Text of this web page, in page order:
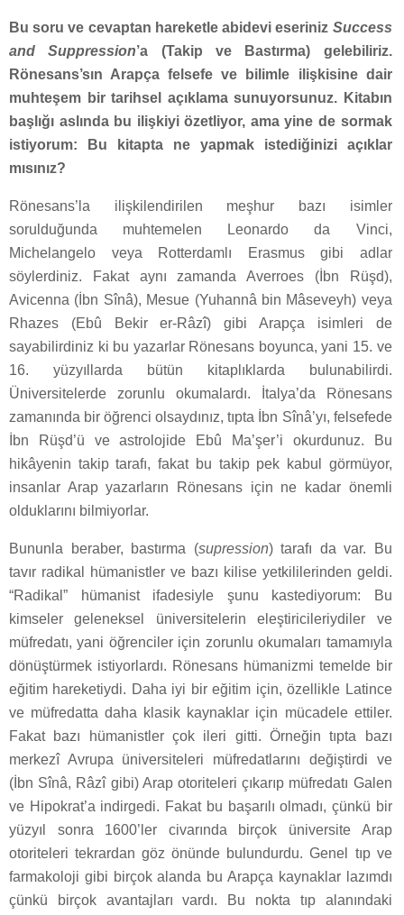
Bu soru ve cevaptan hareketle abidevi eseriniz Success
and Suppression’a (Takip ve Bastırma) gelebiliriz.
Rönesans’sın Arapça felsefe ve bilimle ilişkisine dair
muhteşem bir tarihsel açıklama sunuyorsunuz. Kitabın
başlığı aslında bu ilişkiyi özetliyor, ama yine de sormak
istiyorum: Bu kitapta ne yapmak istediğinizi açıklar
mısınız?
Rönesans’la ilişkilendirilen meşhur bazı isimler
sorulduğunda muhtemelen Leonardo da Vinci,
Michelangelo veya Rotterdamlı Erasmus gibi adlar
söylerdiniz. Fakat aynı zamanda Averroes (İbn Rüşd),
Avicenna (İbn Sînâ), Mesue (Yuhannâ bin Mâseveyh) veya
Rhazes (Ebû Bekir er-Râzî) gibi Arapça isimleri de
sayabilirdiniz ki bu yazarlar Rönesans boyunca, yani 15. ve
16. yüzyıllarda bütün kitaplıklarda bulunabilirdi.
Üniversitelerde zorunlu okumalardı. İtalya’da Rönesans
zamanında bir öğrenci olsaydınız, tıpta İbn Sînâ’yı, felsefede
İbn Rüşd’ü ve astrolojide Ebû Ma’şer’i okurdunuz. Bu
hikâyenin takip tarafı, fakat bu takip pek kabul görmüyor,
insanlar Arap yazarların Rönesans için ne kadar önemli
olduklarını bilmiyorlar.
Bununla beraber, bastırma (supression) tarafı da var. Bu
tavır radikal hümanistler ve bazı kilise yetkililerinden geldi.
“Radikal” hümanist ifadesiyle şunu kastediyorum: Bu
kimseler geleneksel üniversitelerin eleştiricileriydiler ve
müfredatı, yani öğrenciler için zorunlu okumaları tamamıyla
dönüştürmek istiyorlardı. Rönesans hümanizmi temelde bir
eğitim hareketiydi. Daha iyi bir eğitim için, özellikle Latince
ve müfredatta daha klasik kaynaklar için mücadele ettiler.
Fakat bazı hümanistler çok ileri gitti. Örneğin tıpta bazı
merkezî Avrupa üniversiteleri müfredatlarını değiştirdi ve
(İbn Sînâ, Râzî gibi) Arap otoriteleri çıkarıp müfredatı Galen
ve Hipokrat’a indirgedi. Fakat bu başarılı olmadı, çünkü bir
yüzyıl sonra 1600’ler civarında birçok üniversite Arap
otoriteleri tekrardan göz önünde bulundurdu. Genel tıp ve
farmakoloji gibi birçok alanda bu Arapça kaynaklar lazımdı
çünkü birçok avantajları vardı. Bu nokta tıp alanındaki